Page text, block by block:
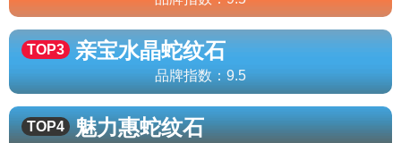
TOP3 亲宝水晶蛇纹石
品牌指数： 9.5
TOP4 魅力惠蛇纹石